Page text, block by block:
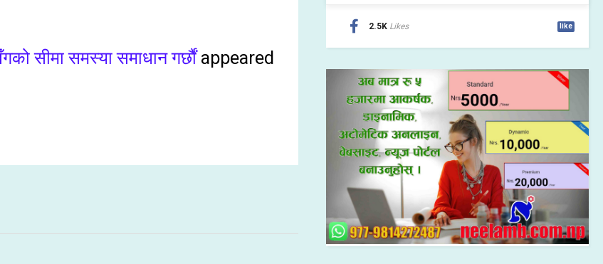
सीमा समस्या समाधान गर्छौंappeared
2.5K Likes like